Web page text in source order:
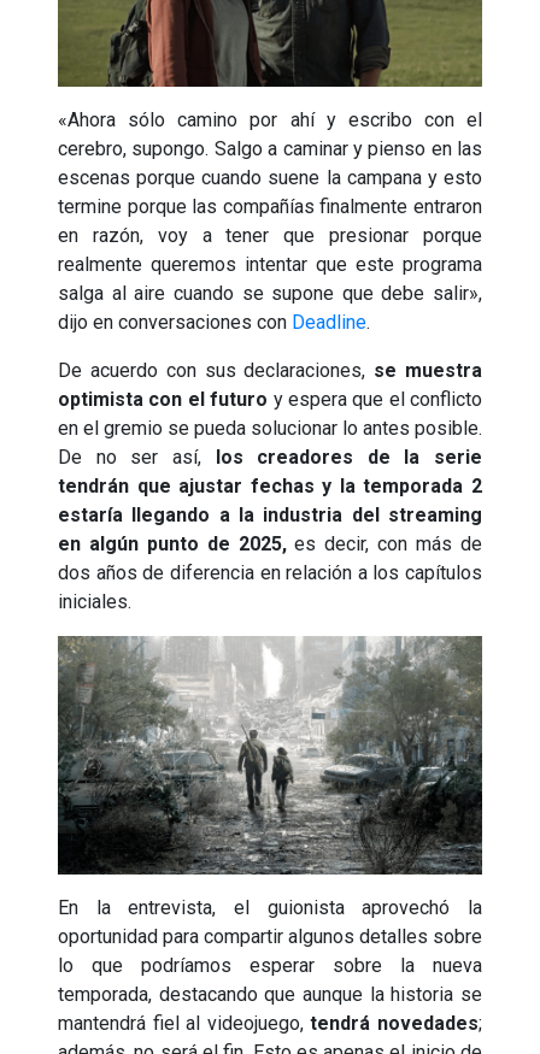
«Ahora sólo camino por ahí y escribo con el
cerebro, supongo. Salgo a caminar y pienso en las
escenas porque cuando suene la campana y esto
termine porque las compañías finalmente entraron
en razón, voy a tener que presionar porque
realmente queremos intentar que este programa
salga al aire cuando se supone que debe salir»,
dijo en conversaciones con Deadline.
De acuerdo con sus declaraciones, se muestra
optimista con el futuro y espera que el conflicto
en el gremio se pueda solucionar lo antes posible.
De no ser así, los creadores de la serie
tendrán que ajustar fechas y la temporada 2
estaría llegando a la industria del streaming
en algún punto de 2025,es decir, con más de
dos años de diferencia en relación a los capítulos
iniciales.
En la entrevista, el guionista aprovechó la
oportunidad para compartir algunos detalles sobre
lo que podríamos esperar sobre la nueva
temporada, destacando que aunque la historia se
mantendrá fiel al videojuego,tendrá novedades;